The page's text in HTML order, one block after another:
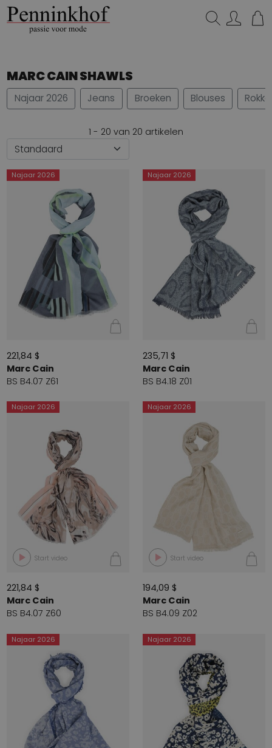
MARC CAIN SHAWLS
Najaar 2026 Jeans Broeken Blouses
1 - 20 van 20 artikelen
Najaar 2026
221,84 $
Marc Cain
BS B4.07 Z61
Najaar 2026
235,71 $
Marc Cain
BS B4.18 Z01
Najaar 2026
Start video
221,84 $
Marc Cain
BS B4.07 Z60
Najaar 2026
Start video
194,09 $
Marc Cain
BS B4.09 Z02
Najaar 2026 Najaar 2026